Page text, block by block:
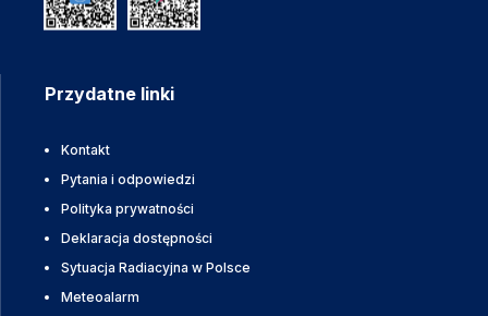
Przydatne linki
Kontakt
Pytania i odpowiedzi
Polityka prywatności
Deklaracja dostępności
Sytuacja Radiacyjna w Polsce
Meteoalarm